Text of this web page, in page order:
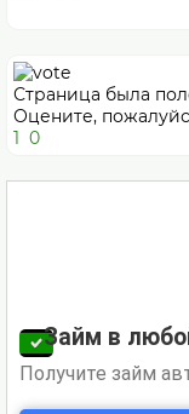
Страница была
Оцените,
1 0